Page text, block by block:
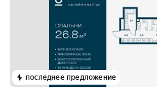
последнее предложение